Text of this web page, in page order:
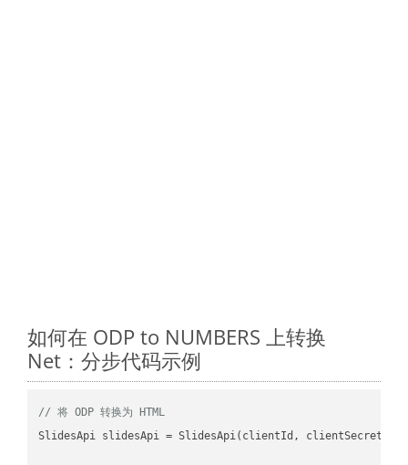
如何在 ODP to NUMBERS 上转换
Net：分步代码示例
// 将 ODP 转换为 HTML
SlidesApi slidesApi = SlidesApi(clientId, clientSecret);